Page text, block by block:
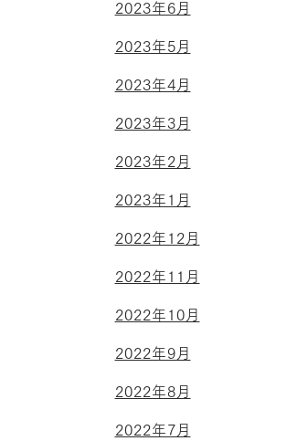
2023年6月
2023年5月
2023年4月
2023年3月
2023年2月
2023年1月
2022年12月
2022年11月
2022年10月
2022年9月
2022年8月
2022年7月